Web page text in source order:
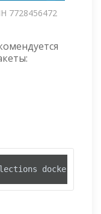
7728456472
docker.io